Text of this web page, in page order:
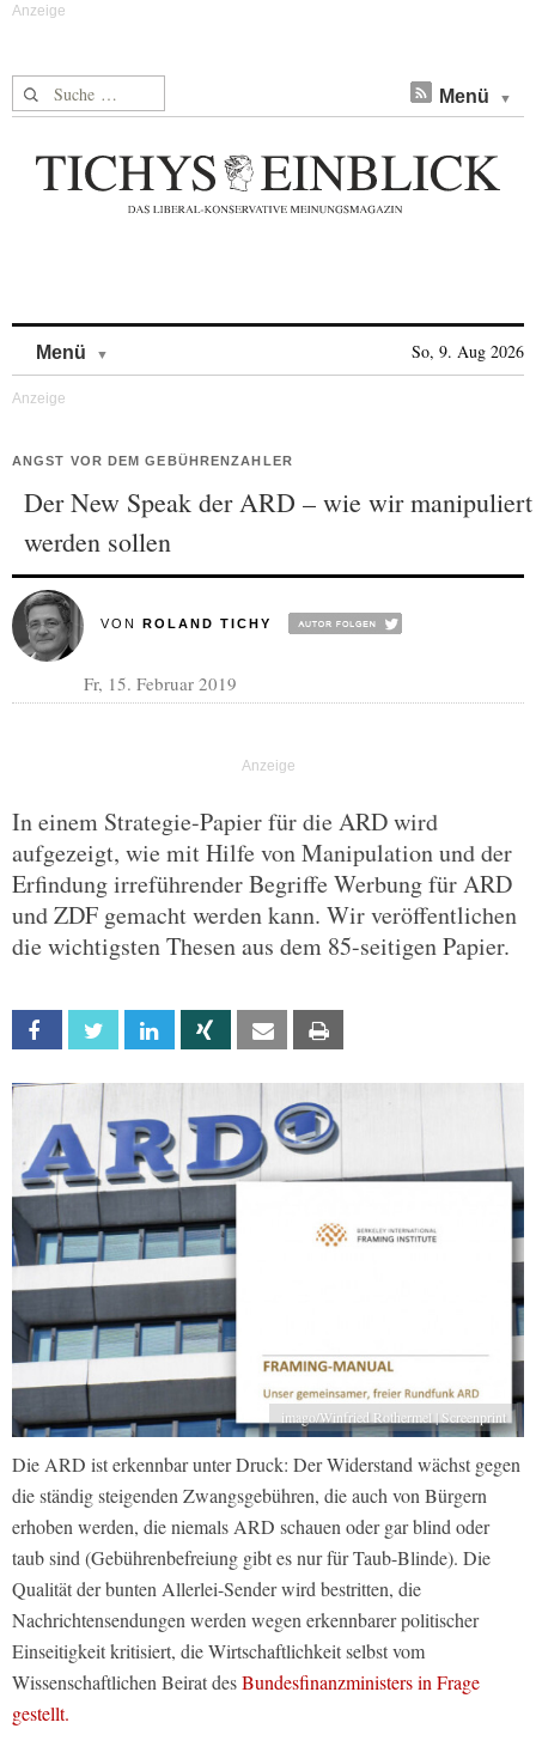
Suche nach: Menü
Menü So, 9. Aug 2026
ANGST VOR DEM GEBÜHRENZAHLER
Der New Speak der ARD – wie wir manipuliert
werden sollen
VON ROLAND TICHY
Fr, 15. Februar 2019
In einem Strategie-Papier für die ARD wird
aufgezeigt, wie mit Hilfe von Manipulation und der
Erfindung irreführender Begriffe Werbung für ARD
und ZDF gemacht werden kann. Wir veröffentlichen
die wichtigsten Thesen aus dem 85-seitigen Papier.
Facebook Twitter Linkedin Xing Email
imago/Winfried Rothermel | Screenprint
Die ARD ist erkennbar unter Druck: Der Widerstand wächst gegen
die ständig steigenden Zwangsgebühren, die auch von Bürgern
erhoben werden, die niemals ARD schauen oder gar blind oder
taub sind (Gebührenbefreiung gibt es nur für Taub-Blinde). Die
Qualität der bunten Allerlei-Sender wird bestritten, die
Nachrichtensendungen werden wegen erkennbarer politischer
Einseitigkeit kritisiert, die Wirtschaftlichkeit selbst vom
Wissenschaftlichen Beirat desBundesfinanzministers in Frage
gestellt.